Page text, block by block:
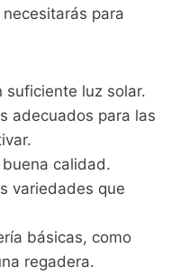
para
suficiente luz solar.
adecuados para las
calidad.
variedades que
básicas, como
regadera.